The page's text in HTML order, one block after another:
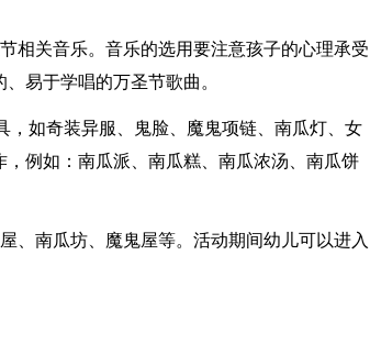
相关音乐。音乐的选用要注意孩子的心理承受
易于学唱的万圣节歌曲。
如奇装异服、鬼脸、魔鬼项链、南瓜灯、女
例如：南瓜派、南瓜糕、南瓜浓汤、南瓜饼
、南瓜坊、魔鬼屋等。活动期间幼儿可以进入